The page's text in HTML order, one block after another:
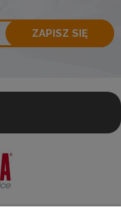
ZAPISZ SIĘ